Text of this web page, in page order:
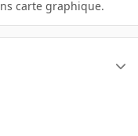
carte graphique.